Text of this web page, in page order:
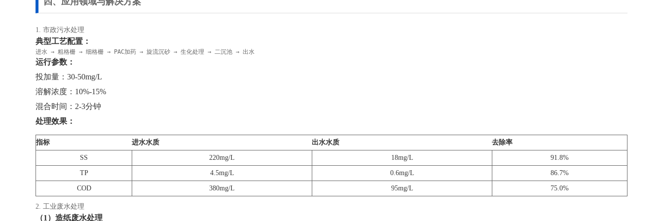
1. 市政污水处理
典型工艺配置：
进水 → 粗格栅 → 细格栅 → PAC加药 → 旋流沉砂 → 生化处理 → 二沉池 → 出水
运行参数：
投加量：30-50mg/L
溶解浓度：10%-15%
混合时间：2-3分钟
处理效果：
指标 进水水质 出水水质 去除率
SS 220mg/L 18mg/L 91.8%
TP 4.5mg/L 0.6mg/L 86.7%
COD 380mg/L 95mg/L 75.0%
2. 工业废水处理
（1）造纸废水处理